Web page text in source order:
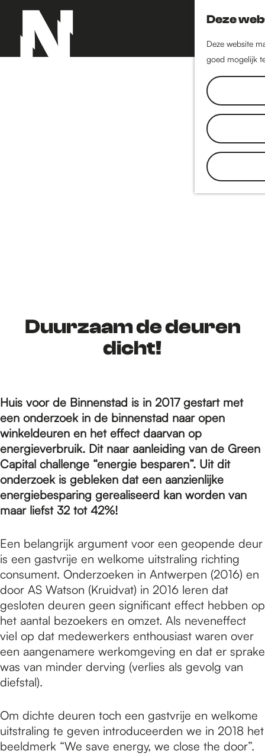
Deze
Deze website
goed mogelijk
d
h
o
m
e
p
a
g
e
Duurzaam de deuren
dicht!
Huis voor de Binnenstad is in 2017 gestart met
een onderzoek in de binnenstad naar open
winkeldeuren en het effect daarvan op
energieverbruik. Dit naar aanleiding van de Green
Capital challenge “energie besparen”. Uit dit
onderzoek is gebleken dat een aanzienlijke
energiebesparing gerealiseerd kan worden van
maar liefst 32 tot 42%!
Een belangrijk argument voor een geopende deur
is een gastvrije en welkome uitstraling richting
consument. Onderzoeken in Antwerpen (2016) en
door AS Watson (Kruidvat) in 2016 leren dat
gesloten deuren geen significant effect hebben op
het aantal bezoekers en omzet. Als neveneffect
viel op dat medewerkers enthousiast waren over
een aangenamere werkomgeving en dat er sprake
was van minder derving (verlies als gevolg van
diefstal).
Om dichte deuren toch een gastvrije en welkome
uitstraling te geven introduceerden we in 2018 het
beeldmerk “We save energy, we close the door”.